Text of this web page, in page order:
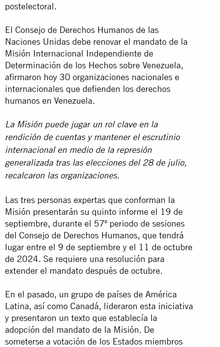
postelectoral.
El Consejo de Derechos Humanos de las
Naciones Unidas debe renovar el mandato de la
Misión Internacional Independiente de
Determinación de los Hechos sobre Venezuela,
afirmaron hoy 30 organizaciones nacionales e
internacionales que defienden los derechos
humanos en Venezuela.
La Misión puede jugar un rol clave en la
rendición de cuentas y mantener el escrutinio
internacional en medio de la represión
generalizada tras las elecciones del 28 de julio,
recalcaron las organizaciones.
Las tres personas expertas que conforman la
Misión presentarán su quinto informe el 19 de
septiembre, durante el 57º periodo de sesiones
del Consejo de Derechos Humanos, que tendrá
lugar entre el 9 de septiembre y el 11 de octubre
de 2024. Se requiere una resolución para
extender el mandato después de octubre.
En el pasado, un grupo de países de América
Latina, así como Canadá, lideraron esta iniciativa
y presentaron un texto que establecía la
adopción del mandato de la Misión. De
someterse a votación de los Estados miembros